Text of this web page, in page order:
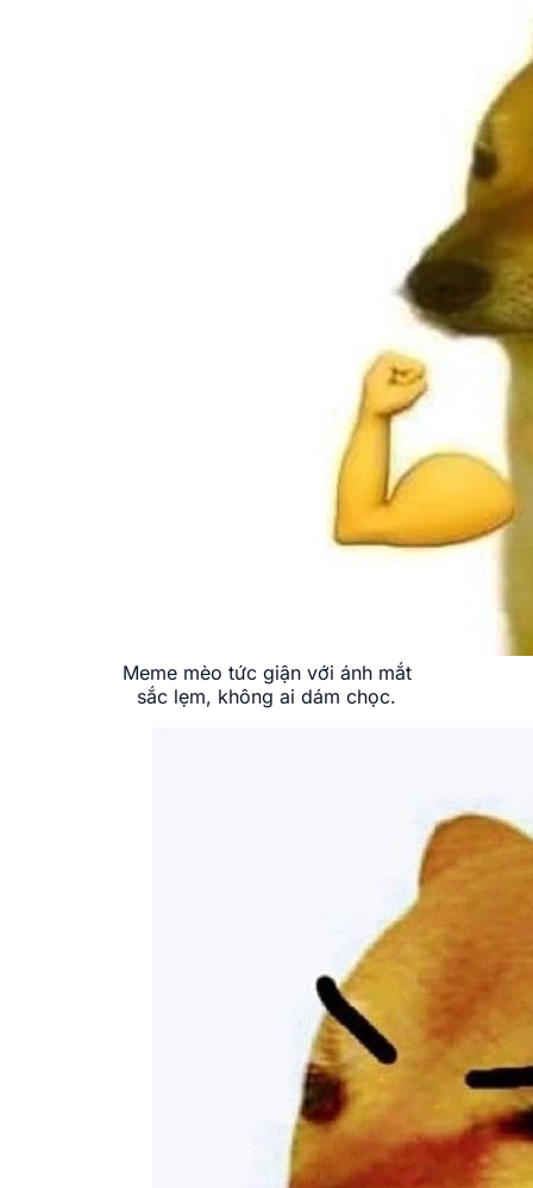
Meme mèo tức giận với ánh mắt
sắc lẹm, không ai dám chọc.